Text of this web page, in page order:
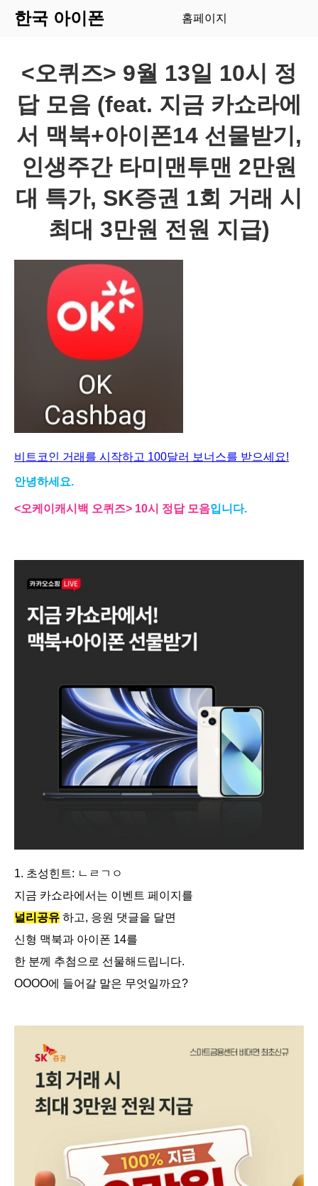
한국 아이폰 홈페이지
<오퀴즈> 9월 13일 10시 정
답 모음 (feat. 지금 카쇼라에
서 맥북+아이폰14 선물받기,
인생주간 타미맨투맨 2만원
대 특가, SK증권 1회 거래 시
최대 3만원 전원 지급)
비트코인 거래를 시작하고 100달러 보너스를 받으세요!
안녕하세요.
<오케이캐시백 오퀴즈> 10시 정답 모음입니다.
1. 초성힌트: ㄴㄹㄱㅇ
지금 카쇼라에서는 이벤트 페이지를
널리공유 하고, 응원 댓글을 달면
신형 맥북과 아이폰 14를
한 분께 추첨으로 선물해드립니다.
OOOO에 들어갈 말은 무엇일까요?